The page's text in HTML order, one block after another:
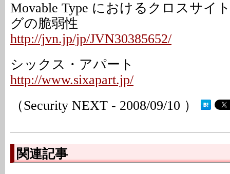
Movable Type におけるクロスサイ
グの脆弱性
http://jvn.jp/jp/JVN30385652/
シックス・アパート
http://www.sixapart.jp/
（Security NEXT - 2008/09/10 ）
関連記事